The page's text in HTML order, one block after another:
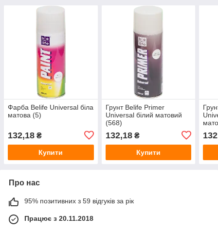
Фарба Belife Universal біла
матова (5)
132,18 ₴
Купити
Грунт Belife Primer
Universal білий матовий
(568)
132,18₴
Купити
Про нас
95% позитивних з 59 відгуків за рік
Працює з 20.11.2018